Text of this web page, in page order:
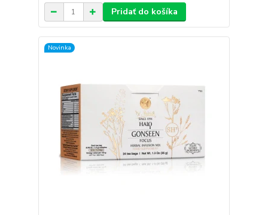
Pridať do košíka
Novinka